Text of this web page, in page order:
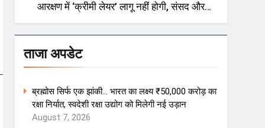
आरक्षण में ‘क्रीमी लेयर’ लागू नहीं होगी, संसद और
राजनीतिक गलियारों में बहस तेज़
ताजा अपडेट
ब्रह्मोस सिर्फ एक झांकी… भारत का लक्ष्य ₹50,000 करोड़ का
रक्षा निर्यात, स्वदेशी रक्षा उद्योग को मिलेगी नई उड़ान
August 7, 2026